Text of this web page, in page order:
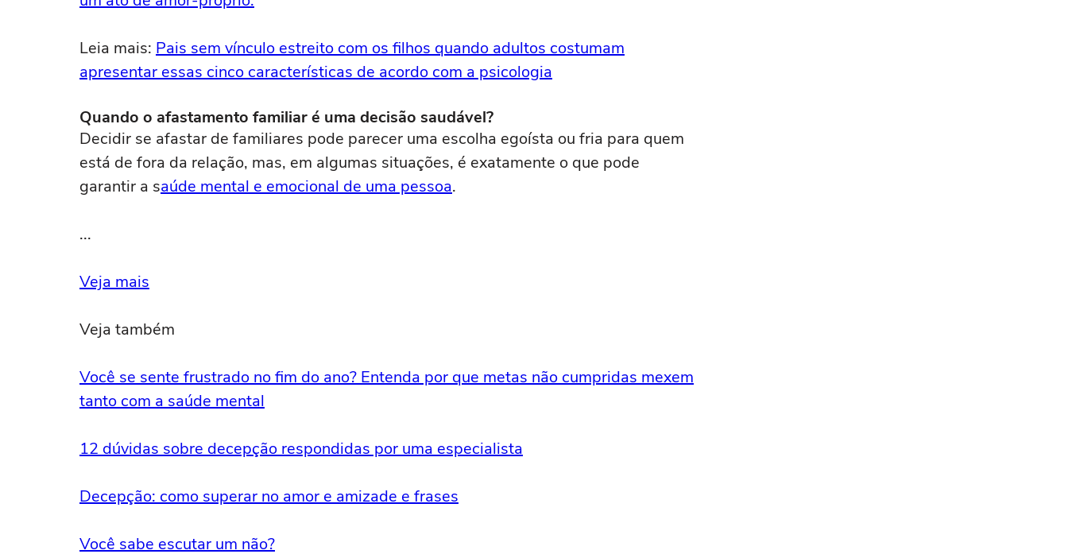
Leia mais: Pais sem vínculo estreito com os filhos quando adultos costumam
apresentar essas cinco características de acordo com a psicologia
Quando o afastamento familiar é uma decisão saudável?
Decidir se afastar de familiares pode parecer uma escolha egoísta ou fria para quem
está de fora da relação, mas, em algumas situações, é exatamente o que pode
garantir a saúde mental e emocional de uma pessoa.
...
Veja mais
Veja também
Você se sente frustrado no fim do ano? Entenda por que metas não cumpridas mexem
tanto com a saúde mental
12 dúvidas sobre decepção respondidas por uma especialista
Decepção: como superar no amor e amizade e frases
Você sabe escutar um não?